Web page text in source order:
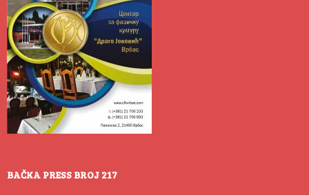
BAČKA PRESS BROJ 217